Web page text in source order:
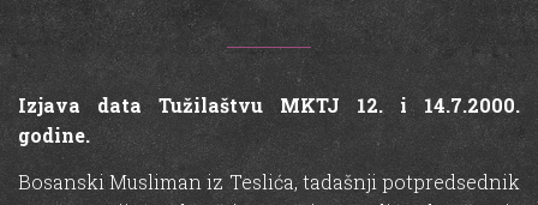
Izjava data Tužilaštvu MKTJ 12. i 14.7.2000.
godine.
Bosanski Musliman iz Teslića, tadašnji potpredsednik